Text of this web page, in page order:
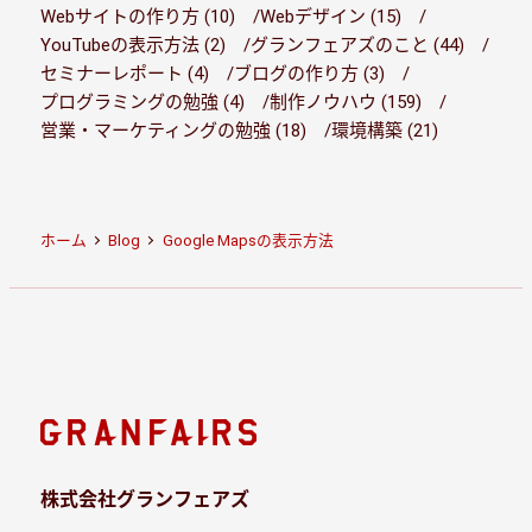
Webサイトの作り方 (10)
Webデザイン (15)
YouTubeの表示方法 (2)
グランフェアズのこと (44)
セミナーレポート (4)
ブログの作り方 (3)
プログラミングの勉強 (4)
制作ノウハウ (159)
営業・マーケティングの勉強 (18)
環境構築 (21)
ホーム Blog Google Mapsの表示方法
株式会社グランフェアズ